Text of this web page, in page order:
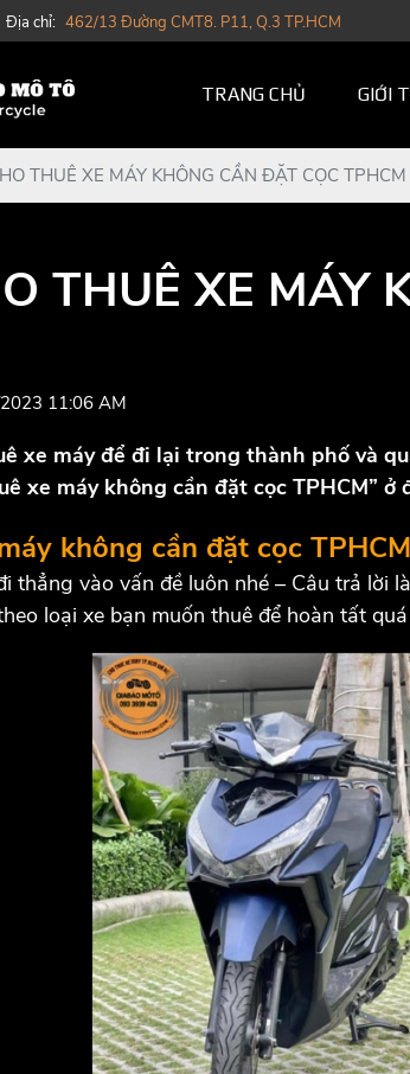
Địa chỉ: 462/13 Đường CMT8. P11, Q.3 TP.HCM
TRANG CHỦ GIỚI
THUÊ XE MÁY KHÔNG CẦN ĐẶT CỌC TPHCM
THUÊ XE MÁY
11:06 AM
xe máy để đi lại trong thành phố và
xe máy không cần đặt cọc TPHCM” ở
không cần đặt cọc
thẳng vào vấn đề luôn nhé – Câu trả lời
loại xe bạn muốn thuê để hoàn tất